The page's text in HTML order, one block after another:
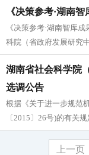
《决策参考·湖南
《决策参考·湖南智库
科院（省政府发展研究
委办公厅、省政府办公
湖南省社会科学院
选调公告
根据《关于进一步规范
〔2015〕26号)的有关
益类事业单位公开选调
上一页